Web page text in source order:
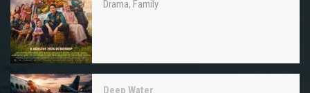
Drama, Family
Deep Water